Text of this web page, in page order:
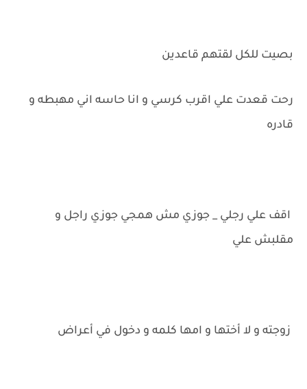
بصيت للكل لقتهم قاعدين
رحت قعدت علي اقرب كرسي و انا حاسه اني مهبطه و
قادره
اقف علي رجلي _ جوزي مش همجي جوزي راجل و
مقلبش علي
زوجته و لا أختها و امها كلمه و دخول في أعراض